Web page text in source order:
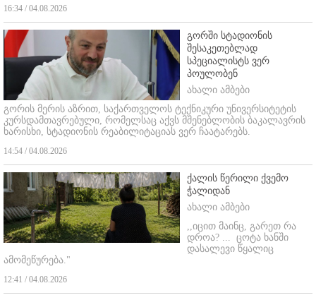
16:34 / 04.08.2026
გორში სტადიონის
შესაკეთებლად
სპეციალისტს ვერ
პოულობენ
ახალი ამბები
გორის მერის აზრით, საქართველოს ტექნიკური უნივერსიტეტის
კურსდამთავრებული, რომელსაც აქვს მშენებლობის ბაკალავრის
ხარისხი, სტადიონის რეაბილიტაციას ვერ ჩაატარებს.
14:54 / 04.08.2026
ქალის წერილი ქვემო
ჭალიდან
ახალი ამბები
,,იცით მაინც, გარეთ რა
დროა? ... ცოტა ხანში
დასალევი წყალიც
ამომეწურება."
12:41 / 04.08.2026